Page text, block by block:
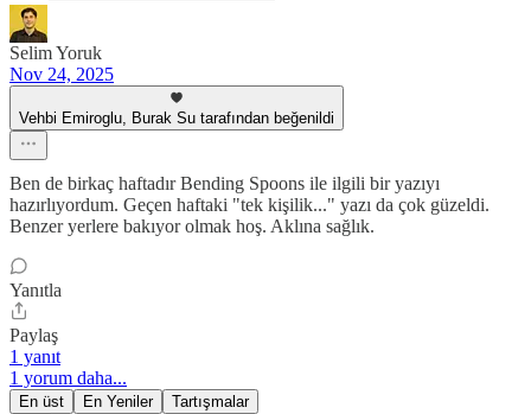
Selim Yoruk
Nov 24, 2025
Vehbi Emiroglu, Burak Su tarafından beğenildi
Ben de birkaç haftadır Bending Spoons ile ilgili bir yazıyı
hazırlıyordum. Geçen haftaki "tek kişilik..." yazı da çok güzeldi.
Benzer yerlere bakıyor olmak hoş. Aklına sağlık.
Yanıtla
Paylaş
1 yanıt
1 yorum daha...
En üst En Yeniler Tartışmalar